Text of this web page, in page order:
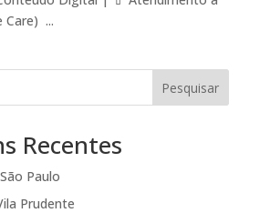
Care) ...
Pesquisar
Recentes
Paulo
Prudente